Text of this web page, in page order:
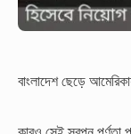
বাংলাদেশ ছেড়ে